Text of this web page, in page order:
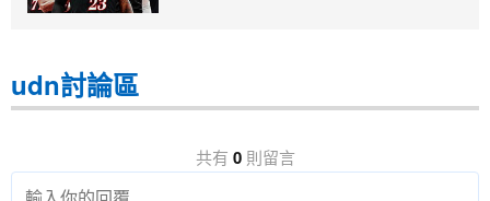
udn討論區
共有 0則留言